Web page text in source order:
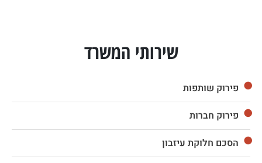
שירותי המשרד
פירוק שותפות
פירוק חברות
הסכם חלוקת עיזבון